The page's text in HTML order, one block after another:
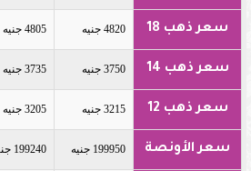
سعر ذهب 18 4820 جنيه 4805 جنيه
سعر ذهب 14 3750 جنيه 3735 جنيه
سعر ذهب 12 3215 جنيه 3205 جنيه
سعر الأونصة 199950 جنيه 199240 جنيه